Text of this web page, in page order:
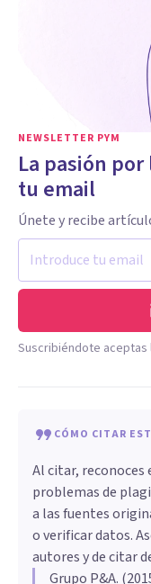
NEWSLETTER PYM
La pasión
tu email
Únete y recibe
Suscribiéndote
CÓMO CITAR
Al citar,
problemas de
a las fuentes
o verificar datos.
autores y de citar
Grupo P&A. (